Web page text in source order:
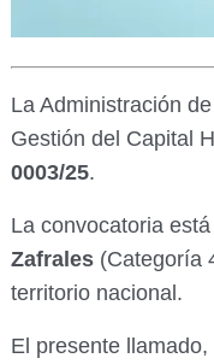
La Administración
Gestión del Capital
0003/25.
La convocatoria
Zafrales (Categoría
territorio nacional.
El presente